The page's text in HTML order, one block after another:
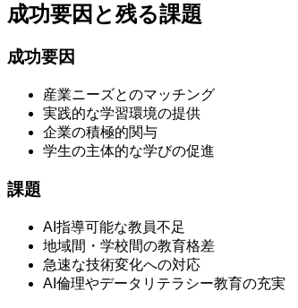
成功要因と残る課題
成功要因
産業ニーズとのマッチング
実践的な学習環境の提供
企業の積極的関与
学生の主体的な学びの促進
課題
AI指導可能な教員不足
地域間・学校間の教育格差
急速な技術変化への対応
AI倫理やデータリテラシー教育の充実